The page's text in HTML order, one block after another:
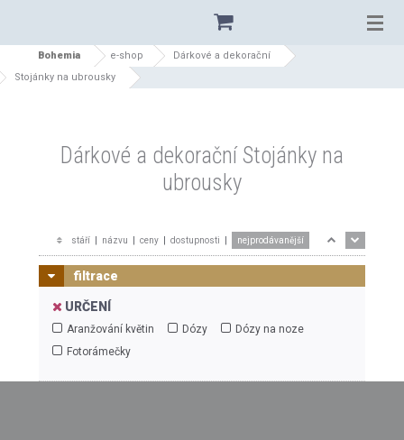
Bohemia e-shop
Dárkové a dekorační
Stojánky na ubrousky
Dárkové a dekorační Stojánky na
ubrousky
stáří názvu ceny dostupnosti nejprodávanější
filtrace
URČENÍ
Aranžování květin Dózy
Dózy na noze
Fotorámečky